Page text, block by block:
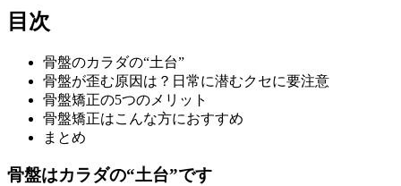
目次
骨盤のカラダの“土台”
骨盤が歪む原因は？日常に潜むクセに要注意
骨盤矯正の5つのメリット
骨盤矯正はこんな方におすすめ
まとめ
骨盤はカラダの“土台”です